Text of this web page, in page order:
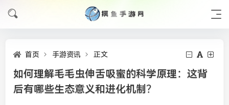
首页 手游资讯 正文
如何理解毛毛虫伸舌吸蜜的科学原理：这背
后有哪些生态意义和进化机制？